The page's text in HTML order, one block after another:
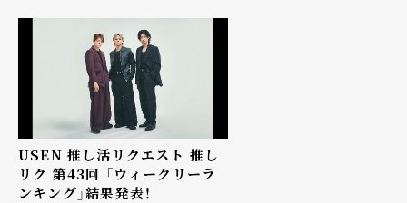
powered by USEN」で
表彰を実施
USEN 推し活リクエスト 推し
リク 第43回 「ウィークリーラ
ンキング」結果発表！